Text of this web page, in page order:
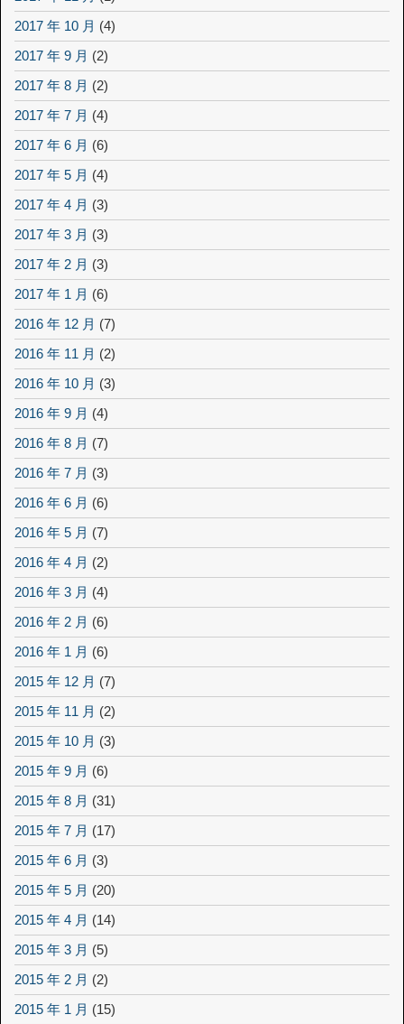
2017 年 10 月 (4)
2017 年 9 月 (2)
2017 年 8 月 (2)
2017 年 7 月 (4)
2017 年 6 月 (6)
2017 年 5 月 (4)
2017 年 4 月 (3)
2017 年 3 月 (3)
2017 年 2 月 (3)
2017 年 1 月 (6)
2016 年 12 月 (7)
2016 年 11 月 (2)
2016 年 10 月 (3)
2016 年 9 月 (4)
2016 年 8 月 (7)
2016 年 7 月 (3)
2016 年 6 月 (6)
2016 年 5 月 (7)
2016 年 4 月 (2)
2016 年 3 月 (4)
2016 年 2 月 (6)
2016 年 1 月 (6)
2015 年 12 月 (7)
2015 年 11 月 (2)
2015 年 10 月 (3)
2015 年 9 月 (6)
2015 年 8 月 (31)
2015 年 7 月 (17)
2015 年 6 月 (3)
2015 年 5 月 (20)
2015 年 4 月 (14)
2015 年 3 月 (5)
2015 年 2 月 (2)
2015 年 1 月 (15)